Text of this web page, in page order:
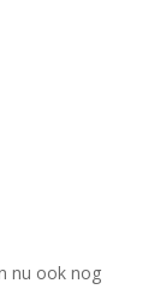
nu ook nog